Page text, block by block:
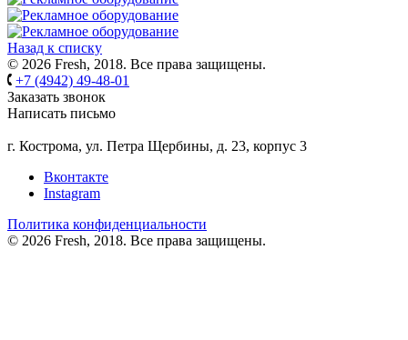
Назад к списку
© 2026 Fresh, 2018. Все права защищены.
+7 (4942) 49-48-01
Заказать звонок
Написать письмо
г. Кострома, ул. Петра Щербины, д. 23, корпус 3
Вконтакте
Instagram
Политика конфиденциальности
© 2026 Fresh, 2018. Все права защищены.